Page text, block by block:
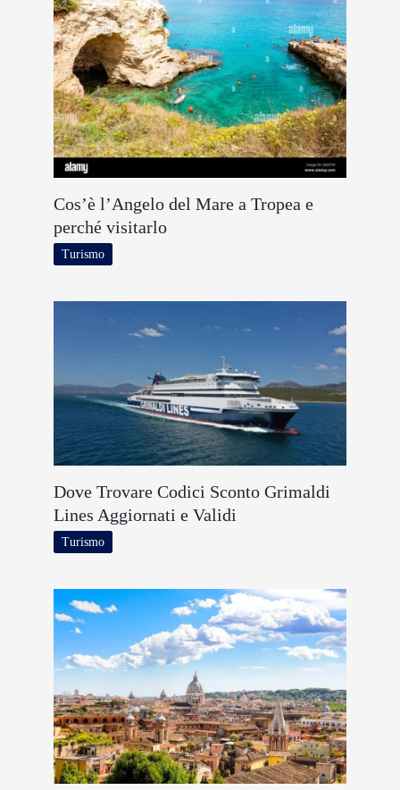
Cos’è l’Angelo del Mare a Tropea e
perché visitarlo
Turismo
Dove Trovare Codici Sconto Grimaldi
Lines Aggiornati e Validi
Turismo